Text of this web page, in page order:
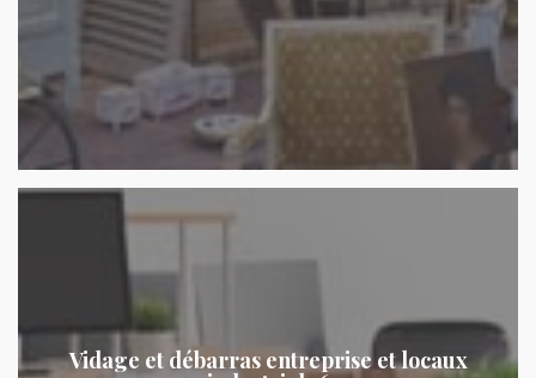
Vidage et débarras entreprise et locaux